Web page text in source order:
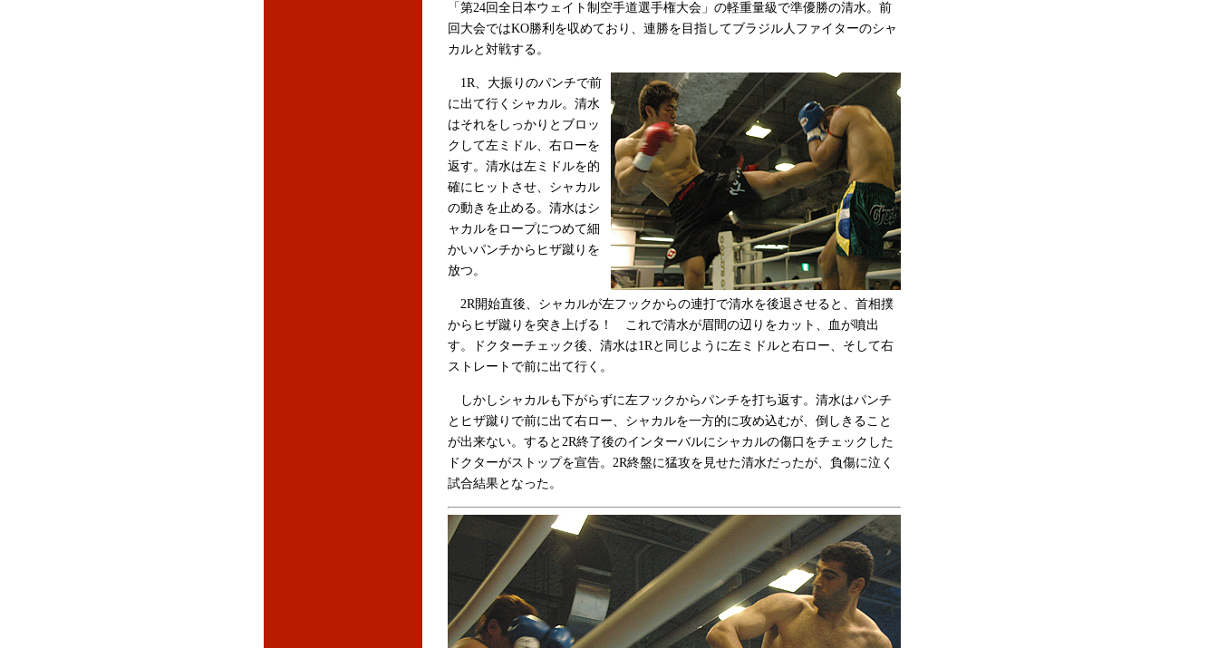
「第24回全日本ウェイト制空手道選手権大会」の軽重量級で準優勝の清水。前
回大会ではKO勝利を収めており、連勝を目指してブラジル人ファイターのシャ
カルと対戦する。
1R、大振りのパンチで前
に出て行くシャカル。清水
はそれをしっかりとブロッ
クして左ミドル、右ローを
返す。清水は左ミドルを的
確にヒットさせ、シャカル
の動きを止める。清水はシ
ャカルをロープにつめて細
かいパンチからヒザ蹴りを
放つ。
2R開始直後、シャカルが左フックからの連打で清水を後退させると、首相撲
からヒザ蹴りを突き上げる！ これで清水が眉間の辺りをカット、血が噴出
す。ドクターチェック後、清水は1Rと同じように左ミドルと右ロー、そして右
ストレートで前に出て行く。
しかしシャカルも下がらずに左フックからパンチを打ち返す。清水はパンチ
とヒザ蹴りで前に出て右ロー、シャカルを一方的に攻め込むが、倒しきること
が出来ない。すると2R終了後のインターバルにシャカルの傷口をチェックした
ドクターがストップを宣告。2R終盤に猛攻を見せた清水だったが、負傷に泣く
試合結果となった。